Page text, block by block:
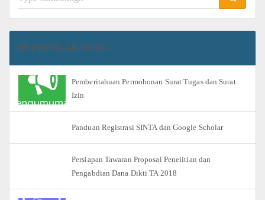
POPULAR NEWS
Pemberitahuan Permohonan Surat Tugas dan Surat
Izin
Panduan Registrasi SINTA dan Google Scholar
Persiapan Tawaran Proposal Penelitian dan
Pengabdian Dana Dikti TA 2018